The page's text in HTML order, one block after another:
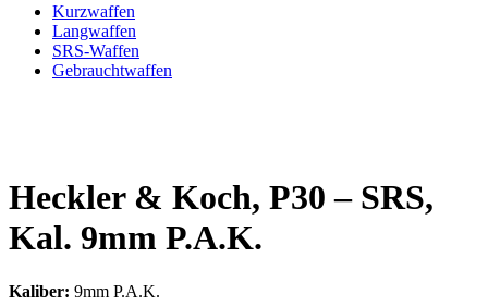
Kurzwaffen
Langwaffen
SRS-Waffen
Gebrauchtwaffen
Heckler & Koch, P30 – SRS,
Kal. 9mm P.A.K.
Kaliber: 9mm P.A.K.